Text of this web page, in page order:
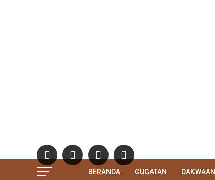
BERANDA GUGATAN DAKWAAN